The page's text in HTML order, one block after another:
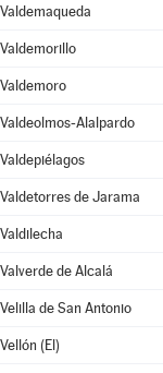
Valdemaqueda
Valdemorillo
Valdemoro
Valdeolmos-Alalpardo
Valdepiélagos
Valdetorres de Jarama
Valdilecha
Valverde de Alcalá
Velilla de San Antonio
Vellón (El)